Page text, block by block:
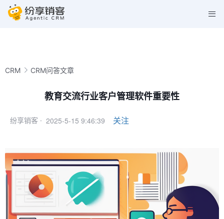
CRM CRM问答文章
教育交流行业客户管理软件重要性
纷享销客 · 2025-5-15 9:46:39 关注